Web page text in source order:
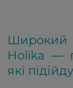
Широкий
Holika —
які